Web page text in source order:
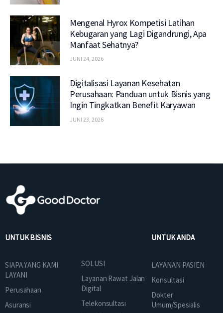
Mengenal Hyrox Kompetisi Latihan
Kebugaran yang Lagi Digandrungi, Apa
Manfaat Sehatnya?
JUNI 24, 2026
Digitalisasi Layanan Kesehatan
Perusahaan: Panduan untuk Bisnis yang
Ingin Tingkatkan Benefit Karyawan
JUNI 23, 2026
UNTUK BISNIS
SIAPA YANG KAMI
LAYANI
Perusahaan
Asuransi
SOLUSI
Layanan Rawat Jalan
Digital
Telekonsultasi
UNTUK ANDA
LAYANAN PASIEN
Konsultasi
Dokter
Umum/Spesialis